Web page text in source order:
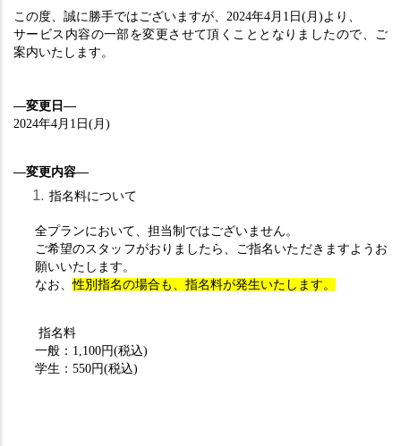
この度、誠に勝手ではございますが、2024年4月1日(月)より、
サービス内容の一部を変更させて頂くこととなりましたので、ご
案内いたします。
―変更日―
2024年4月1日(月)
―変更内容―
指名料について
全プランにおいて、担当制ではございません。
ご希望のスタッフがおりましたら、ご指名いただきますようお
願いいたします。
なお、性別指名の場合も、指名料が発生いたします。
指名料
一般：1,100円(税込)
学生：550円(税込)